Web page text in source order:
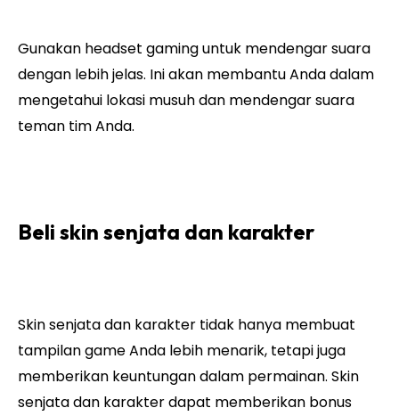
Gunakan headset gaming untuk mendengar suara
dengan lebih jelas. Ini akan membantu Anda dalam
mengetahui lokasi musuh dan mendengar suara
teman tim Anda.
Beli skin senjata dan karakter
Skin senjata dan karakter tidak hanya membuat
tampilan game Anda lebih menarik, tetapi juga
memberikan keuntungan dalam permainan. Skin
senjata dan karakter dapat memberikan bonus